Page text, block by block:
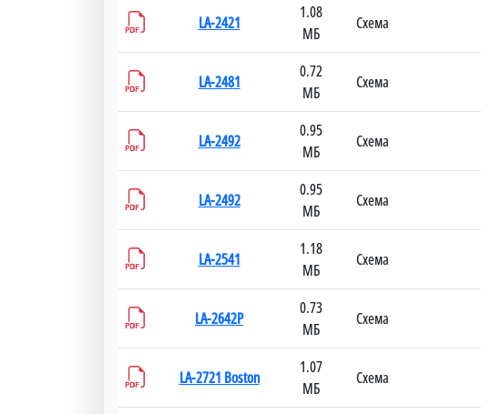
LA-2421
1.08
МБ
Схема
LA-2481
0.72
МБ
Схема
LA-2492
0.95
МБ
Схема
LA-2492
0.95
МБ
Схема
LA-2541
1.18
МБ
Схема
LA-2642P
0.73
МБ
Схема
LA-2721 Boston
1.07
МБ
Схема